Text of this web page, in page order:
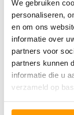
We gebruiken
personaliseren,
en om ons
informatie over
partners voor
partners kunnen
informatie die u
verzameld op